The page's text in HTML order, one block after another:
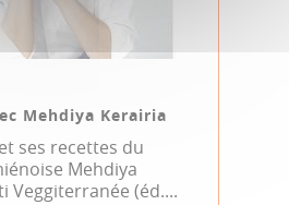
Mehdiya Kerairia
ses recettes du
Mehdiya
Veggiterranée (éd....